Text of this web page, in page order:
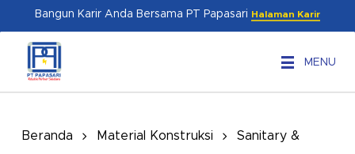
content
Bangun Karir Anda Bersama PT Papasari Halaman Karir
MENU
Beranda Material Konstruksi
Sanitary &
Menu